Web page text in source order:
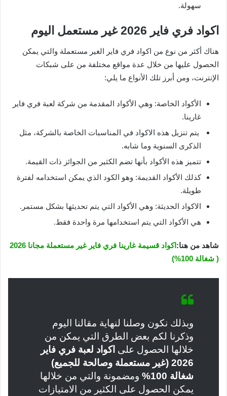
سهولة.
اكواد فري فاير 2026 غير مستعمل اليوم
هناك أكثر من نوع من اكواد فري فاير الغير مستعملة والتي يمكن
الحصول عليها من خلال عدة مواقع مختلفة من على شبكات
الإنترنت، ومن أبرز تلك الأنواع ما يلي:
الأكواد الخاصة: وهي الأكواد المقدمة من شركة لعبة فري فاير
غارينا.
يتم تنزيل هذه الاكواد في المناسبات الخاصة بالشركة، مثل
الذكرى السنوية وما شابه.
تتميز هذه الأكواد بأنها تضم الكثير من الجوائز ذات القيمة.
كذلك الأكواد القديمة: وهو الكود الذي يمكن استخدامه لفترة
طويلة.
الاكواد الحديثة: وهي الأكواد التي يتم تحديثها بشكل مستمر.
هي الأكواد التي يتم استخدامها مرة واحدة فقط.
شاهد من هنا:
اكواد قسيمة غارينا فري فاير غير مستعملة مجانا 2026
( شغالة 100%)
وبذلك نكون وصلنا لنهاية مقالنا اليوم
وذكرنا لكم بعض الطرق التي يمكن من
خلالها الحصول على اكواد لعبة فري فاير
2026 (غير مستعملة وصالحة للجميع)
شغالة 100%
ومضمونة والتي من خلالها
يمكن الحصول على الكثير من الامتيازات